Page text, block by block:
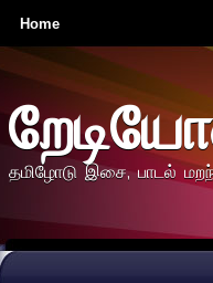
Home
தமிழோடு இசை, பாடல்